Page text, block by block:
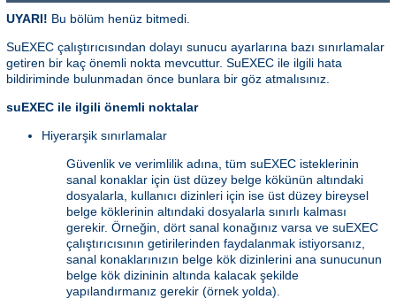
UYARI! Bu bölüm henüz bitmedi.
SuEXEC çalıştırıcısından dolayı sunucu ayarlarına bazı sınırlamalar
getiren bir kaç önemli nokta mevcuttur. SuEXEC ile ilgili hata
bildiriminde bulunmadan önce bunlara bir göz atmalısınız.
suEXEC ile ilgili önemli noktalar
Hiyerarşik sınırlamalar
Güvenlik ve verimlilik adına, tüm suEXEC isteklerinin
sanal konaklar için üst düzey belge kökünün altındaki
dosyalarla, kullanıcı dizinleri için ise üst düzey bireysel
belge köklerinin altındaki dosyalarla sınırlı kalması
gerekir. Örneğin, dört sanal konağınız varsa ve suEXEC
çalıştırıcısının getirilerinden faydalanmak istiyorsanız,
sanal konaklarınızın belge kök dizinlerini ana sunucunun
belge kök dizininin altında kalacak şekilde
yapılandırmanız gerekir (örnek yolda).